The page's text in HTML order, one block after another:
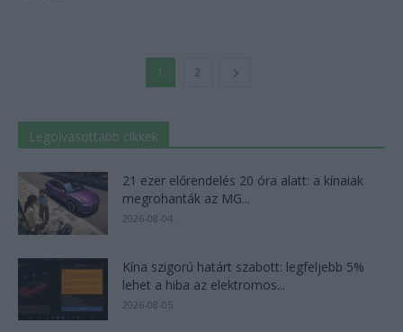
1 2
Legolvasottabb cikkek
21 ezer előrendelés 20 óra alatt: a kínaiak
megrohanták az MG...
2026-08-04
Kína szigorú határt szabott: legfeljebb 5%
lehet a hiba az elektromos...
2026-08-05